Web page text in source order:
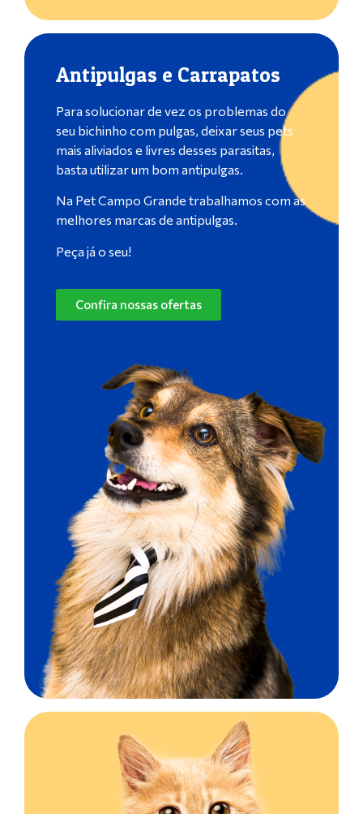
Antipulgas e Carrapatos
Para solucionar de vez os problemas do
seu bichinho com pulgas, deixar seus pets
mais aliviados e livres desses parasitas,
basta utilizar um bom antipulgas.
Na Pet Campo Grande trabalhamos com as
melhores marcas de antipulgas.
Peça já o seu!
Confira nossas ofertas